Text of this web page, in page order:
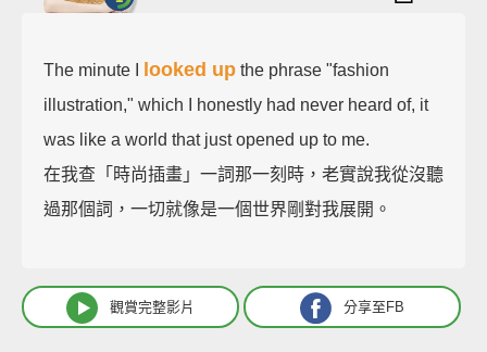
The minute I looked up the phrase "fashion
illustration," which I honestly had never heard of, it
was like a world that just opened up to me.
在我查「時尚插畫」一詞那一刻時，老實說我從沒聽
過那個詞，一切就像是一個世界剛對我展開。
觀賞完整影片 分享至FB